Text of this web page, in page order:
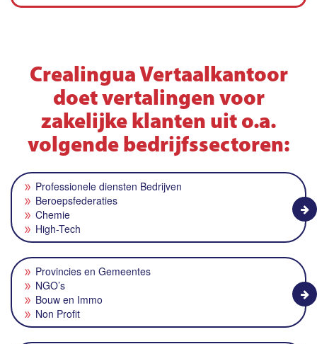
Crealingua Vertaalkantoor
doet vertalingen voor
zakelijke klanten uit o.a.
volgende bedrijfssectoren:
Professionele diensten Bedrijven
Beroepsfederaties
Chemie
High-Tech
Provincies en Gemeentes
NGO’s
Bouw en Immo
Non Profit